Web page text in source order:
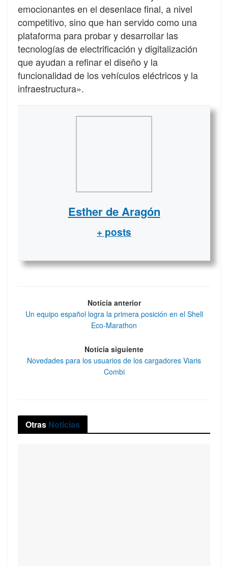
emocionantes en el desenlace final, a nivel
competitivo, sino que han servido como una
plataforma para probar y desarrollar las
tecnologías de electrificación y digitalización
que ayudan a refinar el diseño y la
funcionalidad de los vehículos eléctricos y la
infraestructura».
Esther de Aragón
+ posts
Noticia anterior
Un equipo español logra la primera posición en el Shell
Eco-Marathon
Noticia siguiente
Novedades para los usuarios de los cargadores Viaris
Combi
Otras Noticias